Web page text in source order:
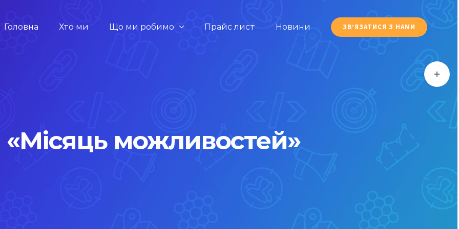
Головна Хто ми Що ми робимо Прайс лист Новини ЗВ’ЯЗАТИСЯ З НАМИ
«Місяць можливостей»
Toggle
Sliding
Bar
Area